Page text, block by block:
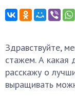
Здравствуйте,
стажем. А какая
расскажу о
выращивать